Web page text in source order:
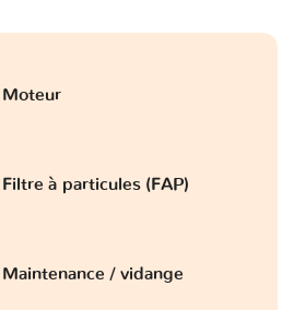
Moteur
Filtre à particules (FAP)
Maintenance / vidange